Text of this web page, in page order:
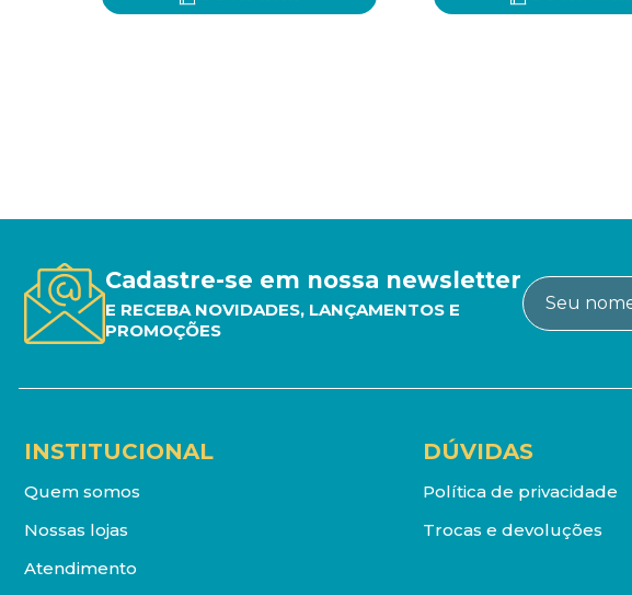
Cadastre-se em nossa newsletter
E RECEBA NOVIDADES, LANÇAMENTOS E
PROMOÇÕES
INSTITUCIONAL
Quem somos
Nossas lojas
Atendimento
DÚVIDAS
Política de privacidade
Trocas e devoluções